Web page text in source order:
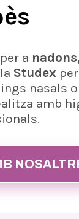
a
Studex
nasals o
amb